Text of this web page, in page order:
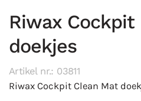
Riwax Cockpit
doekjes
Artikel nr.: 03811
Riwax Cockpit Clean Mat